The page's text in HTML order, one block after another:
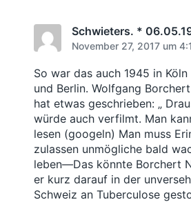
Schwieters. *
November 27, 2017 um
So war das auch 1945 in
und Berlin. Wolfgang
hat etwas geschrieben: „
würde auch verfilmt. Man
lesen (googeln) Man muss
zulassen unmögliche bald
leben—Das könnte Borchert
er kurz darauf in der
Schweiz an Tuberculose